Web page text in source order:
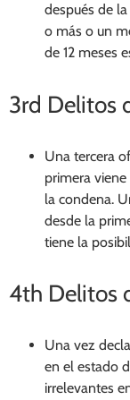
después de
o más o un
de 12 meses
3rd Delitos
Una tercera
primera
la condena.
desde la
tiene la
4th Delitos
Una vez
en el estado
irrelevantes